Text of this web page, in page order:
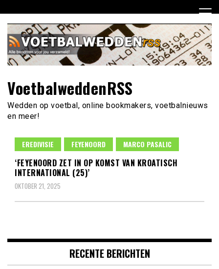
naar
inhoud
VoetbalweddenRSS
Wedden op voetbal, online bookmakers, voetbalnieuws
en meer!
EREDIVISIE FEYENOORD MARCO PASALIC
‘FEYENOORD ZET IN OP KOMST VAN KROATISCH
INTERNATIONAL (25)’
OKTOBER 21, 2025
RECENTE BERICHTEN